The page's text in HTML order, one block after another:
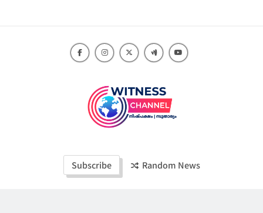
Witness Channel
Subscribe Random News